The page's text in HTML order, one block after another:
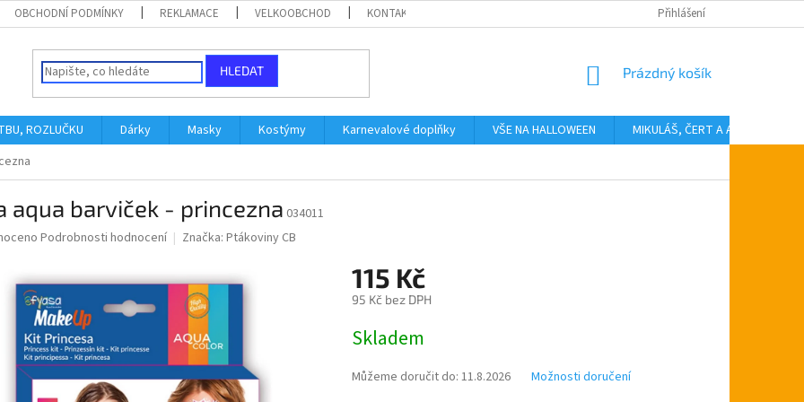
OBCHODNÍ PODMÍNKY REKLAMACE VELKOOBCHOD KONTAKTY Přihlášení
HLEDAT
NÁKUPNÍ
Prázdný košík
ROZLUČKU Dárky Masky Kostýmy Karnevalové doplňky VŠE NA HALLOWEEN MIKULÁŠ, ČERT A ANDĚL
aqua barviček - princezna 034011
Podrobnosti hodnocení Značka: Ptákoviny CB
115 Kč
95 Kč bez DPH
cena:
Skladem
Můžeme doručit do: 11.8.2026 Možnosti doručení